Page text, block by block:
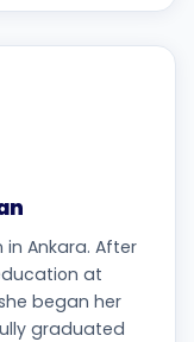
in Ankara. After
at
began her
graduated